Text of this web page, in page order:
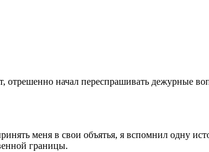
начал переспрашивать дежурные
меня в свои объятья, я вспомнил одну
границы.